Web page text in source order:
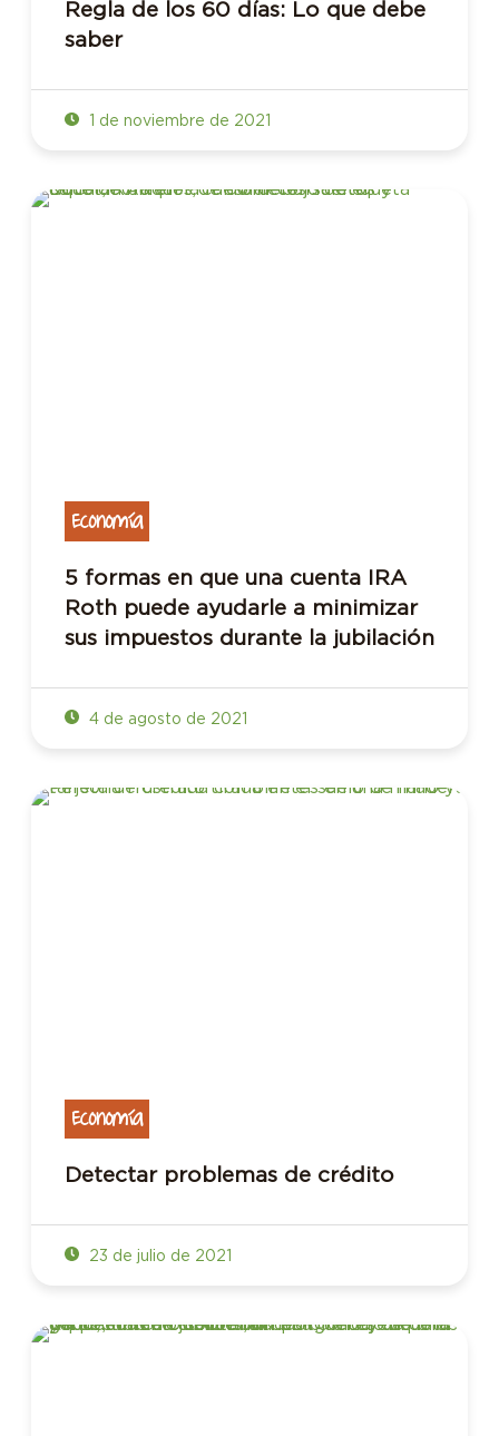
Regla de los 60 días: Lo que debe
saber
1 de noviembre de 2021
Economía
5 formas en que una cuenta IRA
Roth puede ayudarle a minimizar
sus impuestos durante la jubilación
4 de agosto de 2021
Economía
Detectar problemas de crédito
23 de julio de 2021